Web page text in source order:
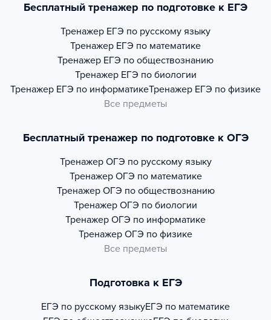
Бесплатный тренажер по подготовке к ЕГЭ
Тренажер ЕГЭ по русскому языку
Тренажер ЕГЭ по математике
Тренажер ЕГЭ по обществознанию
Тренажер ЕГЭ по биологии
Тренажер ЕГЭ по информатикеТренажер ЕГЭ по физике
Все предметы
Бесплатный тренажер по подготовке к ОГЭ
Тренажер ОГЭ по русскому языку
Тренажер ОГЭ по математике
Тренажер ОГЭ по обществознанию
Тренажер ОГЭ по биологии
Тренажер ОГЭ по информатике
Тренажер ОГЭ по физике
Все предметы
Подготовка к ЕГЭ
ЕГЭ по русскому языкуЕГЭ по математике